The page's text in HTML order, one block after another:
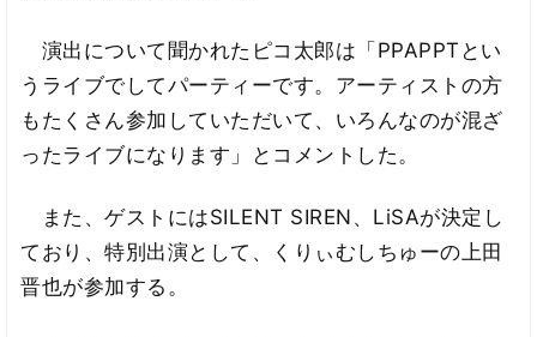
演出について聞かれたピコ太郎は「PPAPPTとい
うライブでしてパーティーです。アーティストの方
もたくさん参加していただいて、いろんなのが混ざ
ったライブになります」とコメントした。
また、ゲストにはSILENT SIREN、LiSAが決定し
ており、特別出演として、くりぃむしちゅーの上田
晋也が参加する。